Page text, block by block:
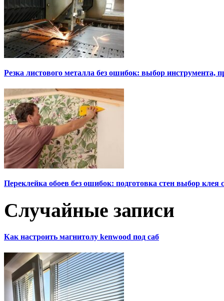
Резка листового металла без ошибок: выбор инструмента,
Переклейка обоев без ошибок: подготовка стен выбор клея
Случайные записи
Как настроить магнитолу kenwood под саб